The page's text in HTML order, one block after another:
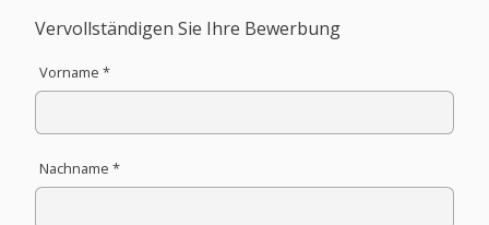
Vervollständigen Sie Ihre Bewerbung
Vorname *
Nachname *